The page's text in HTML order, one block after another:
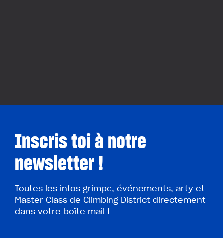
Inscris toi à notre
newsletter !
Toutes les infos grimpe, événements, arty et
Master Class de Climbing District directement
dans votre boîte mail !